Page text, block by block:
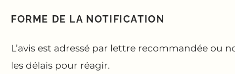
FORME DE LA NOTIFICATION
L’avis est adressé par lettre recommandée ou
les délais pour réagir.